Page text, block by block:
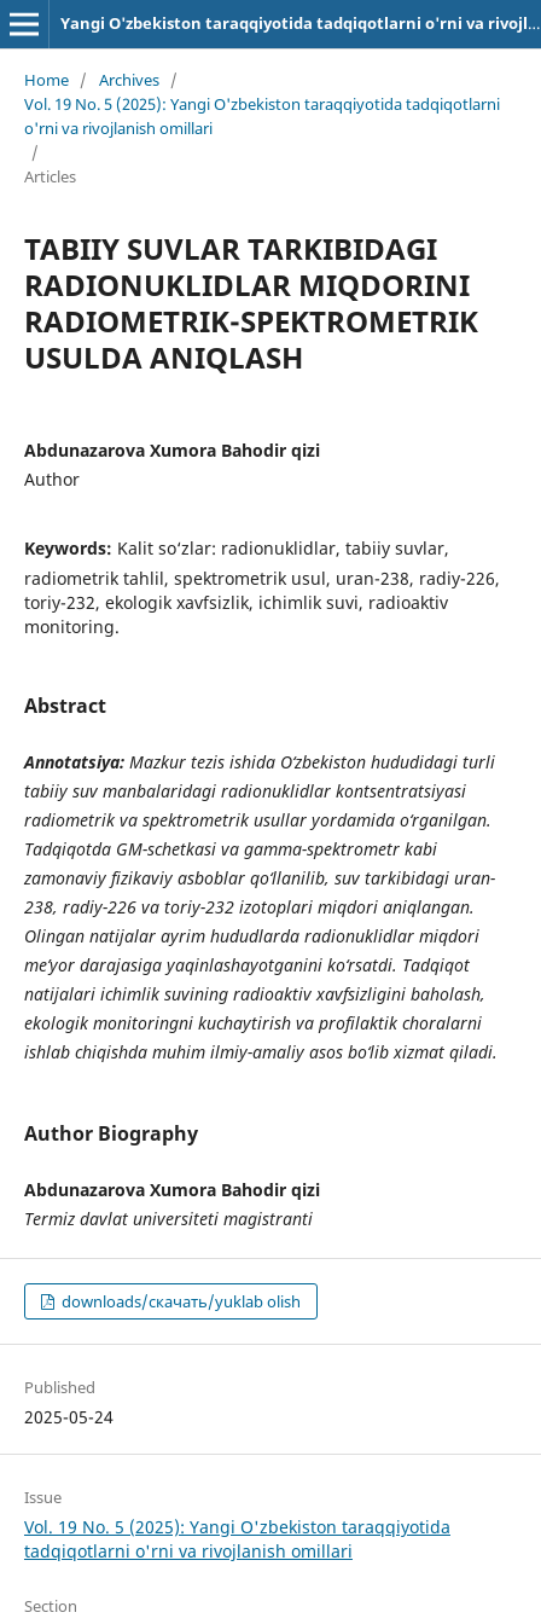
Yangi O'zbekiston taraqqiyotida tadqiqotlarni o'rni va rivojlanish omillari
Home / Archives /
Vol. 19 No. 5 (2025): Yangi O'zbekiston taraqqiyotida tadqiqotlarni
o'rni va rivojlanish omillari
/
Articles
TABIIY SUVLAR TARKIBIDAGI
RADIONUKLIDLAR MIQDORINI
RADIOMETRIK-SPEKTROMETRIK
USULDA ANIQLASH
Abdunazarova Xumora Bahodir qizi
Author
Keywords: Kalit so‘zlar: radionuklidlar, tabiiy suvlar,
radiometrik tahlil, spektrometrik usul, uran-238, radiy-226,
toriy-232, ekologik xavfsizlik, ichimlik suvi, radioaktiv
monitoring.
Abstract
Annotatsiya: Mazkur tezis ishida O‘zbekiston hududidagi turli
tabiiy suv manbalaridagi radionuklidlar kontsentratsiyasi
radiometrik va spektrometrik usullar yordamida o‘rganilgan.
Tadqiqotda GM-schetkasi va gamma-spektrometr kabi
zamonaviy fizikaviy asboblar qo‘llanilib, suv tarkibidagi uran-
238, radiy-226 va toriy-232 izotoplari miqdori aniqlangan.
Olingan natijalar ayrim hududlarda radionuklidlar miqdori
me’yor darajasiga yaqinlashayotganini ko‘rsatdi. Tadqiqot
natijalari ichimlik suvining radioaktiv xavfsizligini baholash,
ekologik monitoringni kuchaytirish va profilaktik choralarni
ishlab chiqishda muhim ilmiy-amaliy asos bo‘lib xizmat qiladi.
Author Biography
Abdunazarova Xumora Bahodir qizi
Termiz davlat universiteti magistranti
downloads/скачать/yuklab olish
Published
2025-05-24
Issue
Vol. 19 No. 5 (2025): Yangi O'zbekiston taraqqiyotida
tadqiqotlarni o'rni va rivojlanish omillari
Section